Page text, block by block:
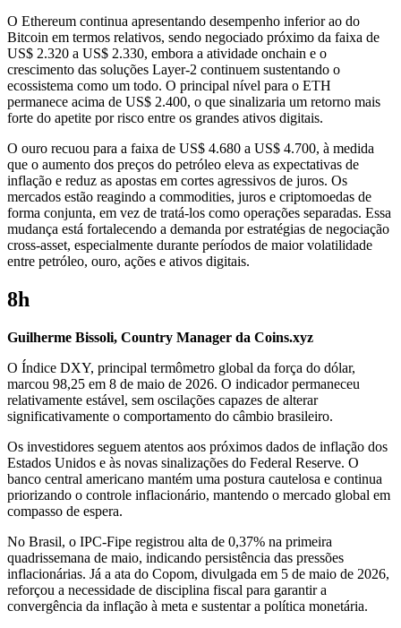
O Ethereum continua apresentando desempenho inferior ao do
Bitcoin em termos relativos, sendo negociado próximo da faixa de
US$ 2.320 a US$ 2.330, embora a atividade onchain e o
crescimento das soluções Layer-2 continuem sustentando o
ecossistema como um todo. O principal nível para o ETH
permanece acima de US$ 2.400, o que sinalizaria um retorno mais
forte do apetite por risco entre os grandes ativos digitais.
O ouro recuou para a faixa de US$ 4.680 a US$ 4.700, à medida
que o aumento dos preços do petróleo eleva as expectativas de
inflação e reduz as apostas em cortes agressivos de juros. Os
mercados estão reagindo a commodities, juros e criptomoedas de
forma conjunta, em vez de tratá-los como operações separadas. Essa
mudança está fortalecendo a demanda por estratégias de negociação
cross-asset, especialmente durante períodos de maior volatilidade
entre petróleo, ouro, ações e ativos digitais.
8h
Guilherme Bissoli, Country Manager da Coins.xyz
O Índice DXY, principal termômetro global da força do dólar,
marcou 98,25 em 8 de maio de 2026. O indicador permaneceu
relativamente estável, sem oscilações capazes de alterar
significativamente o comportamento do câmbio brasileiro.
Os investidores seguem atentos aos próximos dados de inflação dos
Estados Unidos e às novas sinalizações do Federal Reserve. O
banco central americano mantém uma postura cautelosa e continua
priorizando o controle inflacionário, mantendo o mercado global em
compasso de espera.
No Brasil, o IPC-Fipe registrou alta de 0,37% na primeira
quadrissemana de maio, indicando persistência das pressões
inflacionárias. Já a ata do Copom, divulgada em 5 de maio de 2026,
reforçou a necessidade de disciplina fiscal para garantir a
convergência da inflação à meta e sustentar a política monetária.